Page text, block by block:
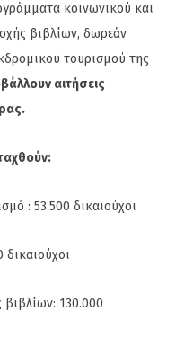
κοινωνικού και
βιβλίων, δωρεάν
τουρισμού της
αιτήσεις
: 53.500 δικαιούχοι
130.000